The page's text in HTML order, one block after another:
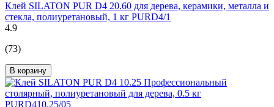
Клей SILATON PUR D4 20.60 для дерева, керамики, металла и
стекла, полиуретановый, 1 кг PURD4/1
4.9
(73)
В корзину